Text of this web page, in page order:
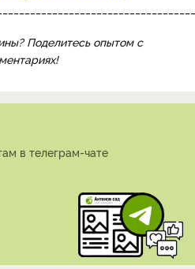
Поделитесь опытом с
в телеграм-чате